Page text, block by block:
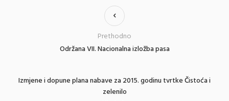
Održana VII. Nacionalna izložba pasa
Prethodno
Izmjene i dopune plana nabave za 2015. godinu tvrtke Čistoća i
zelenilo